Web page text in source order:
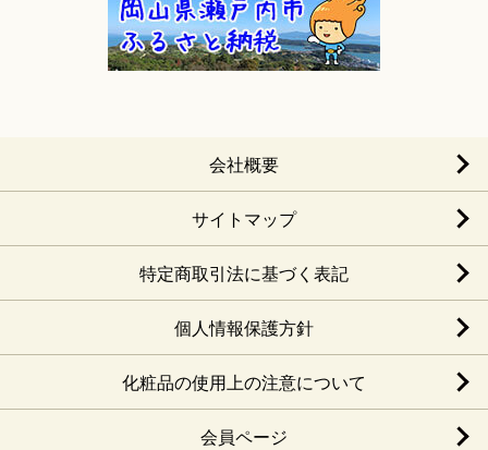
会社概要
サイトマップ
特定商取引法に基づく表記
個人情報保護方針
化粧品の使用上の注意について
会員ページ